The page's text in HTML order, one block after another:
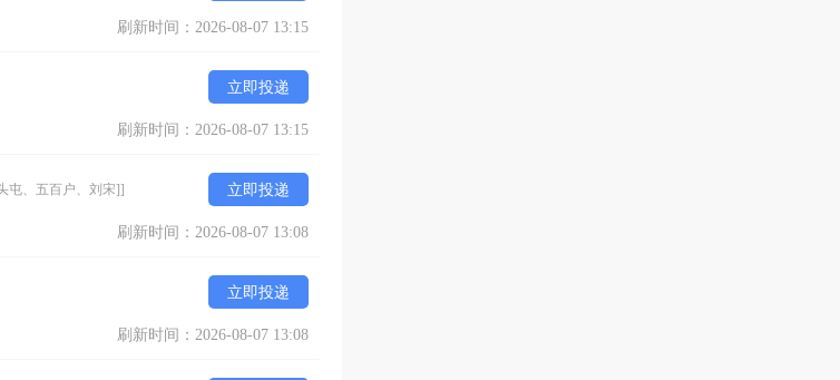
刷新时间：2026-08-07 13:15
立即投递
刷新时间：2026-08-07 13:15
屯、五百户、刘宋]] 立即投递
刷新时间：2026-08-07 13:08
立即投递
刷新时间：2026-08-07 13:08